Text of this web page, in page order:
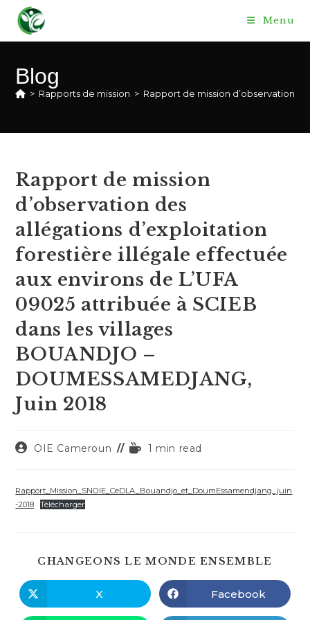
content
Menu
Blog
> Rapports de mission > Rapport de mission d’observation
Rapport de mission
d’observation des
allégations d’exploitation
forestière illégale effectuée
aux environs de L’UFA
09025 attribuée à SCIEB
dans les villages
BOUANDJO –
DOUMESSAMEDJANG,
Juin 2018
Auteur/autrice
publication :
OIE Cameroun
Temps1 min read
Rapport_Mission_SNOIE_CeDLA_Bouandjo_et_DoumEssamendjang_juin
-2018
Télécharger
CHANGEONS LE MONDE ENSEMBLE
Ouvrir
dans
une
X Ouvrir
dans
une
Facebook